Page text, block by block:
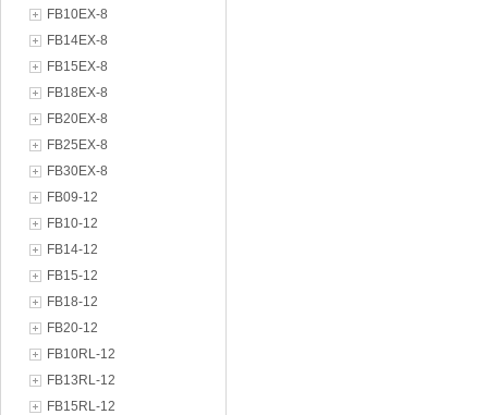
FB10EX-8
FB14EX-8
FB15EX-8
FB18EX-8
FB20EX-8
FB25EX-8
FB30EX-8
FB09-12
FB10-12
FB14-12
FB15-12
FB18-12
FB20-12
FB10RL-12
FB13RL-12
FB15RL-12